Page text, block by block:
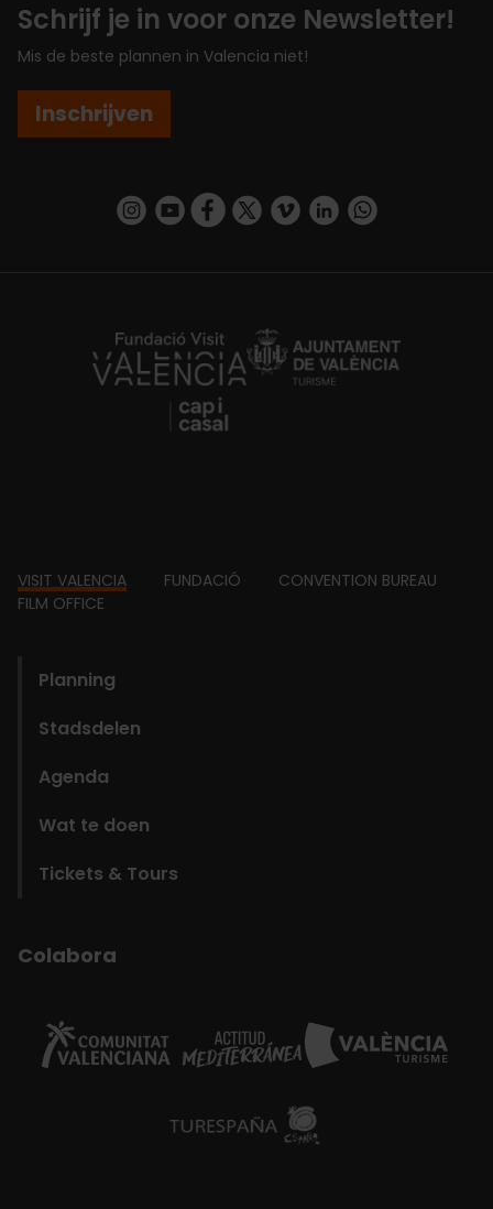
Schrijf je in voor onze Newsletter!
Mis de beste plannen in Valencia niet!
Inschrijven
https://www.instagram.com/visit_valencia/
https://www.youtube.com/user/
https://www.facebook.com/
https://twitter.com/
https://vimeo.com/
https://www.linkedin.com/company/turismo-valencia/https://api.whatsapp.com/send/
https://fundacion.visitvalencia.com/
Footer
VISIT VALENCIA FUNDACIÓ
CONVENTION BUREAU
FILM OFFICE
Planning
Stadsdelen
Agenda
Wat te doen
Tickets & Tours
Colabora